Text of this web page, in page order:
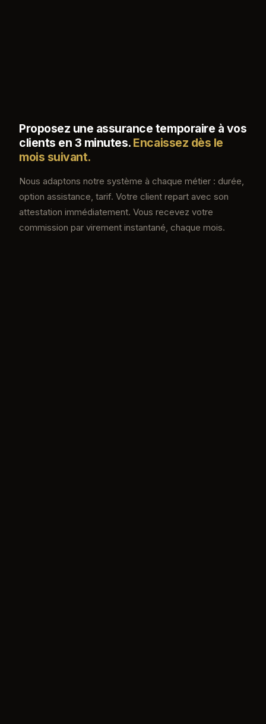
Proposez une assurance temporaire à vos
clients en 3 minutes. Encaissez dès le
mois suivant.
Nous adaptons notre système à chaque métier : durée,
option assistance, tarif. Votre client repart avec son
attestation immédiatement. Vous recevez votre
commission par virement instantané, chaque mois.